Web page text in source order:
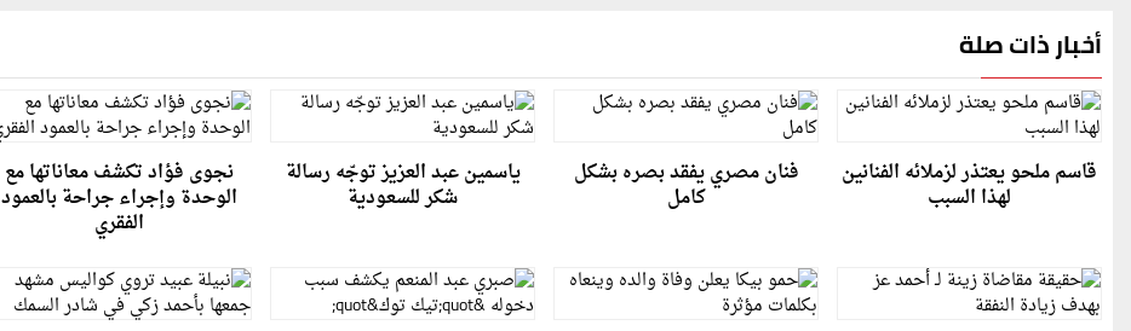
أخبار ذات صلة
قاسم ملحو يعتذر لزملائه الفنانين
لهذا السبب
فنان مصري يفقد بصره بشكل
كامل
ياسمين عبد العزيز توجّه رسالة
شكر للسعودية
نجوى فؤاد تكشف معاناتها مع
الوحدة وإجراء جراحة بالعمود
الفقري